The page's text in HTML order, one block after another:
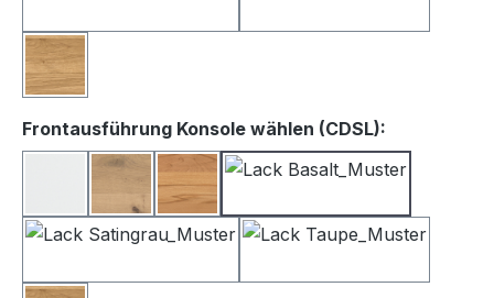
Wildeiche
Frontausführung Konsole wählen (CDSL):
BalkeneicheKernbuche